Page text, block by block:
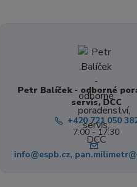
Petr Balíček - odborné
servis, DCC
+420 721 050
7:00 - 17:30
info@espb.cz,